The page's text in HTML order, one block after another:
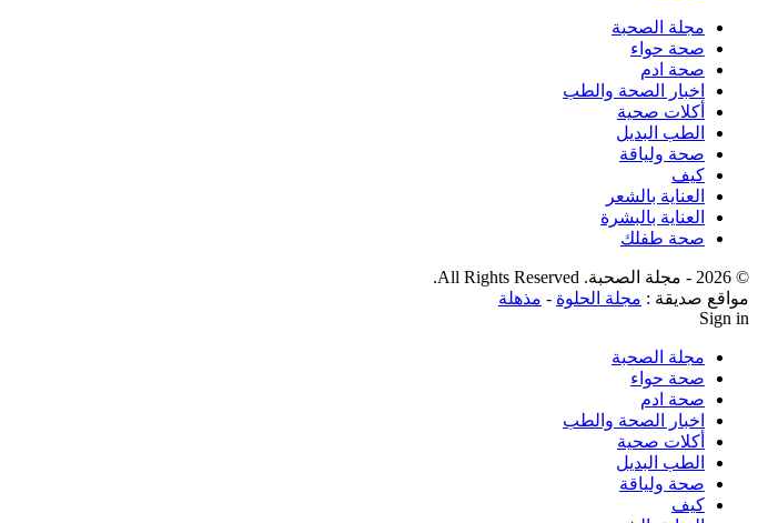
مجلة الصحبة
صحة حواء
صحة ادم
اخبار الصحة والطب
أكلات صحية
الطب البديل
صحة ولياقة
كيف
العناية بالشعر
العناية بالبشرة
صحة طفلك
© 2026 - مجلة الصحبة. All Rights Reserved.
مواقع صديقة : مجلة الحلوة - مذهلة
Sign in
مجلة الصحبة
صحة حواء
صحة ادم
اخبار الصحة والطب
أكلات صحية
الطب البديل
صحة ولياقة
كيف